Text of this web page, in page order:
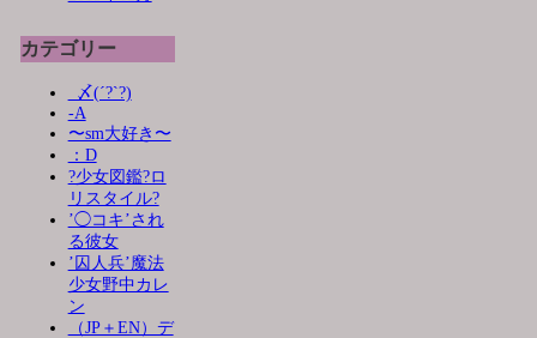
カテゴリー
_〆(´?`?)
-A
〜sm大好き〜
：D
?少女図鑑?ロ
リスタイル?
’◯コキ’され
る彼女
’囚人兵’魔法
少女野中カレ
ン
（JP＋EN）デ